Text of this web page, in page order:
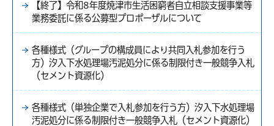
【終了】令和8年度焼津市生活困窮者自立相談支援事業等
業務委託に係る公募型プロポーザルについて
各種様式（グループの構成員により共同入札参加を行う
方）汐入下水処理場汚泥処分に係る制限付き一般競争入札
（セメント資源化）
各種様式（単独企業で入札参加を行う方）汐入下水処理場
汚泥処分に係る制限付き一般競争入札（セメント資源化）